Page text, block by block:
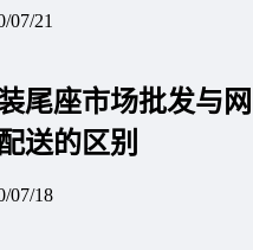
07/21
尾座市场批发与网
送的区别
07/18